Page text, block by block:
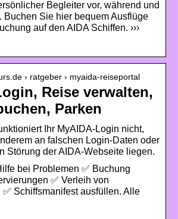
Begleiter vor, während und
Buchen Sie hier bequem Ausflüge
auf den AIDA Schiffen. ›››
› ratgeber › myaida-reiseportal
Reise verwalten,
Parken
Ihr MyAIDA-Login nicht,
an falschen Login-Daten oder
Störung der AIDA-Webseite liegen.
bei Problemen ✅ Buchung
✅ Verleih von
✅ Schiffsmanifest ausfüllen. Alle